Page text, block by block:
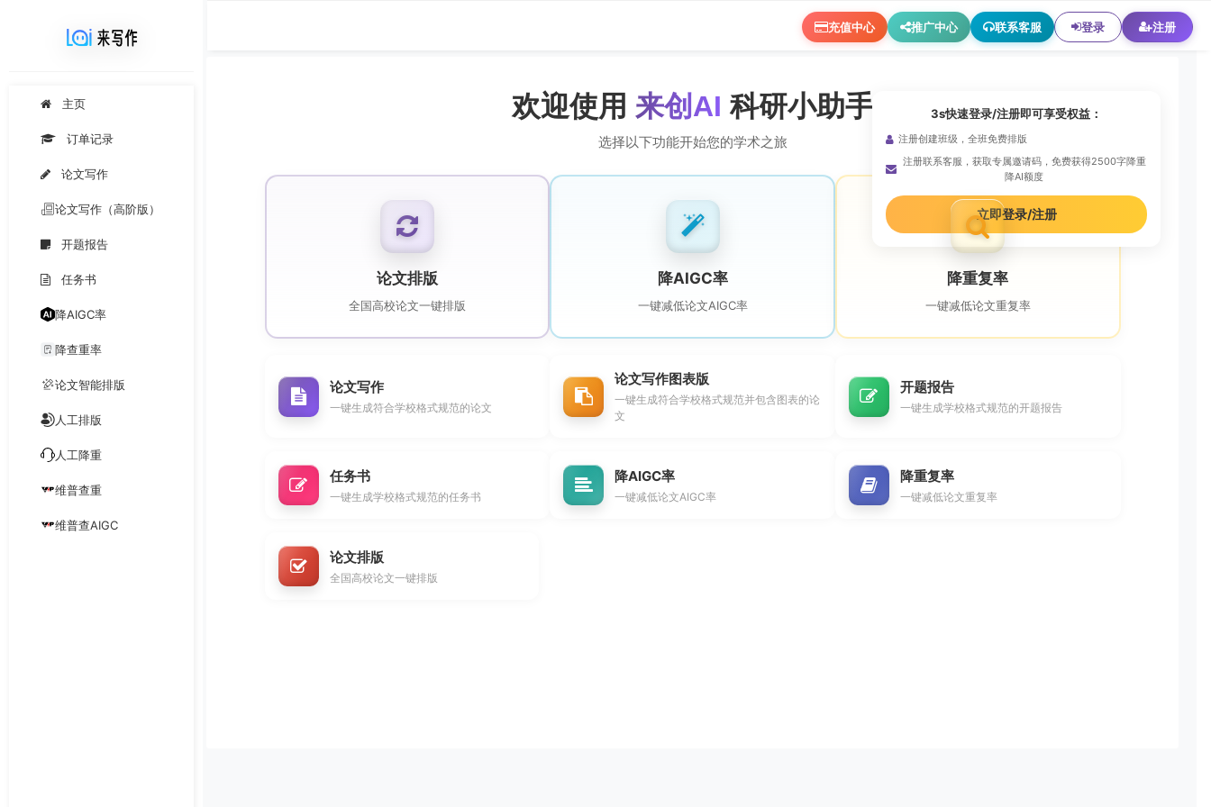
充值中心 推广中心 联系客服 登录 注册
主页
订单记录
论文写作
论文写作（高阶版）
开题报告
任务书
降AIGC率
降查重率
论文智能排版
人工排版
人工降重
维普查重
维普查AIGC
欢迎使用 来创AI 科研小助手
选择以下功能开始您的学术之旅
3s快速登录/注册即可享受权益：
注册创建班级，全班免费排版
注册联系客服，获取专属邀请码，免费获得2500字降重
降AI额度
立即登录/注册
论文排版
全国高校论文一键排版
降AIGC率
一键减低论文AIGC率
降重复率
一键减低论文重复率
论文写作
一键生成符合学校格式规范的论文
论文写作图表版
一键生成符合学校格式规范并包含图表的论
文
开题报告
一键生成学校格式规范的开题报告
任务书
一键生成学校格式规范的任务书
降AIGC率
一键减低论文AIGC率
降重复率
一键减低论文重复率
论文排版
全国高校论文一键排版